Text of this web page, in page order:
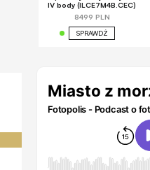
IV body (ILCE7M4B.CEC)
8499 PLN
SPRAWDŹ